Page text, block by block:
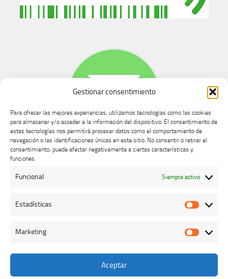
Gestionar consentimiento
Para ofrecer las mejores experiencias, utilizamos tecnologías como las cookies
para almacenar y/o acceder a la información del dispositivo. El consentimiento de
estas tecnologías nos permitirá procesar datos como el comportamiento de
navegación o las identificaciones únicas en este sitio. No consentir o retirar el
consentimiento, puede afectar negativamente a ciertas características y
funciones.
Funcional Siempre activo
Estadísticas
Marketing
Aceptar
Buzón de dudas, quejas y sugerencias
Colegio Oficial de Veterinarios de Cáceres © 2026. Todos los